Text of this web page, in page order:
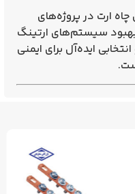
ارت در پروژه‌های
سیستم‌های ارتینگ
ایده‌آل برای ایمنی